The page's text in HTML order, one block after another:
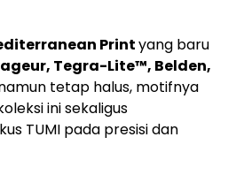
Printyang baru
Tegra-Lite™, Belden,
tetap halus, motifnya
ini sekaligus
TUMI pada presisi dan